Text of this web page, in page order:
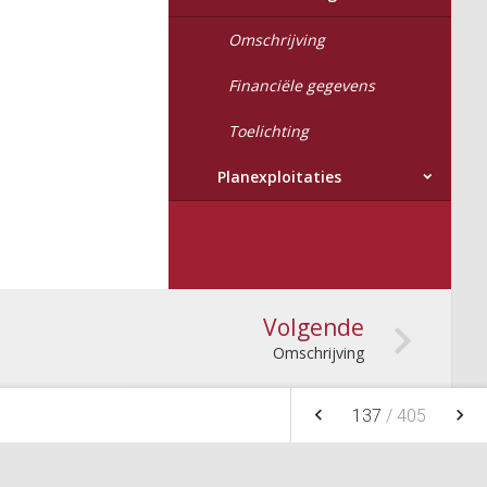
Omschrijving
Financiële gegevens
Toelichting
Planexploitaties
Volgende
Omschrijving
FAVORIETEN
keyboard_arrow_left 137 / 405 keyboard_arrow_right